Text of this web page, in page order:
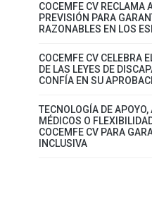
COCEMFE CV RECLAMA
PREVISIÓN PARA
RAZONABLES EN LOS
COCEMFE CV CELEBRA
DE LAS LEYES DE
CONFÍA EN SU
TECNOLOGÍA DE
MÉDICOS O
COCEMFE CV PARA
INCLUSIVA